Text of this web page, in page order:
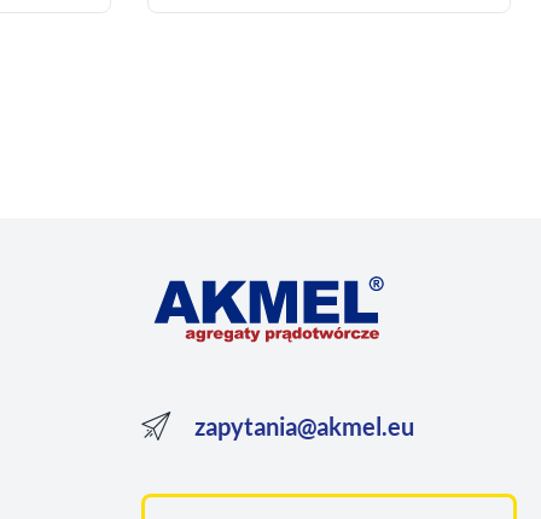
zapytania@akmel.eu